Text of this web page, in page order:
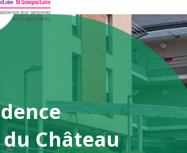
Château